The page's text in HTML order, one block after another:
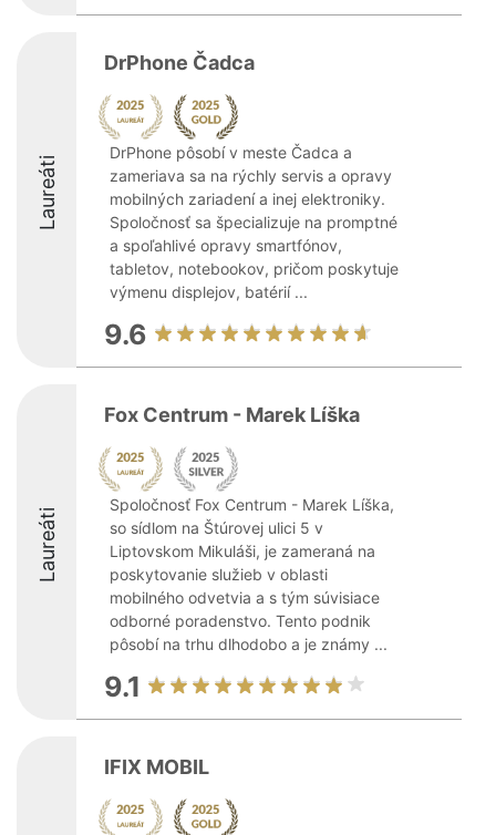
Laureáti
DrPhone Čadca
DrPhone pôsobí v meste Čadca a
zameriava sa na rýchly servis a opravy
mobilných zariadení a inej elektroniky.
Spoločnosť sa špecializuje na promptné
a spoľahlivé opravy smartfónov,
tabletov, notebookov, pričom poskytuje
výmenu displejov, batérií ...
9.6
Laureáti
Fox Centrum - Marek Líška
Spoločnosť Fox Centrum - Marek Líška,
so sídlom na Štúrovej ulici 5 v
Liptovskom Mikuláši, je zameraná na
poskytovanie služieb v oblasti
mobilného odvetvia a s tým súvisiace
odborné poradenstvo. Tento podnik
pôsobí na trhu dlhodobo a je známy ...
9.1
IFIX MOBIL